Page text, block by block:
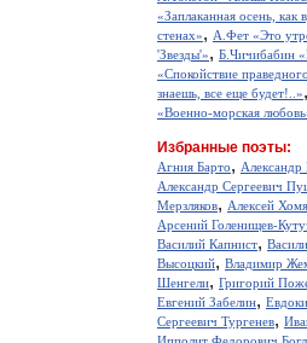
«Заплаканная осень, как
стенах», А.Фет «Это
'Звезды'», Б.Чичибабин
«Спокойствие
знаешь, все еще будет!..»,
«Военно-морская
Избранные поэты:
Агния Барто, Александр
Александр Сергеевич
Мерзляков, Алексей
Арсений Голенищев-
Василий Капнист,
Высоцкий, Владимир
Шенгели, Григорий
Евгений Забелин,
Сергеевич Тургенев,